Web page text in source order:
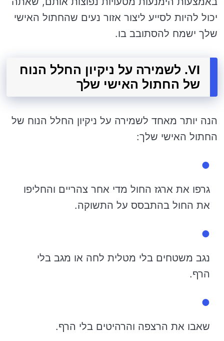
יכול להיות לסייע ליצור אזור נעים שהחתול האישי
שלך ישמח להסתובב בו.
VI. לשמירה על ניקיון החלל הנוח
של החתול האישי שלך
הנה יותר מאחד לשמירה על ניקיון החלל הנוח של
החתול האישי שלך:
גרפו את ארגז החול מדי אחר צהריים והחליפו
את החול בהתבסס על התשוקה.
נגב משטחים בלי מטלית לחה או מגב בלי
הרף.
שאבו את הרצפה והרהיטים בלי הרף.